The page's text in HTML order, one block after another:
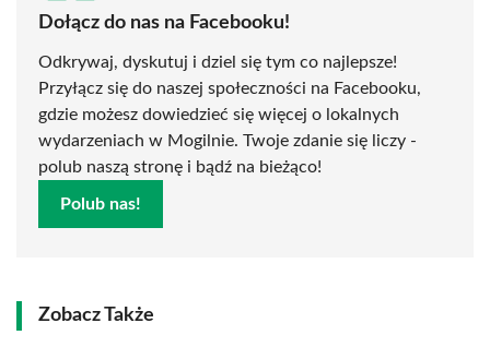
Dołącz do nas na Facebooku!
Odkrywaj, dyskutuj i dziel się tym co najlepsze!
Przyłącz się do naszej społeczności na Facebooku,
gdzie możesz dowiedzieć się więcej o lokalnych
wydarzeniach w Mogilnie. Twoje zdanie się liczy -
polub naszą stronę i bądź na bieżąco!
Polub nas!
Zobacz Także